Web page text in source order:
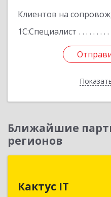
Клиентов на
1С:Специалист
Ближайшие
регионов
Кактус IT